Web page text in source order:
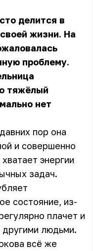
делится в
жизни. На
проблему.
тяжёлый
нет
пор она
и совершенно
энергии
задач.
состояние, из-
плачет и
другими людьми.
всё же